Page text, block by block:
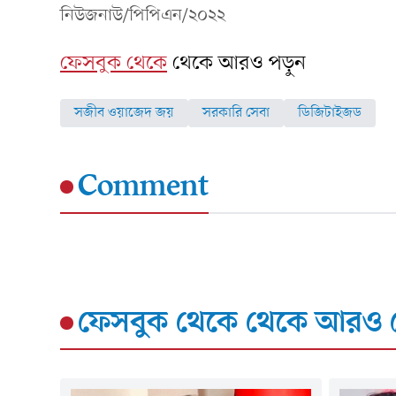
নিউজনাউ/পিপিএন/২০২২
ফেসবুক থেকেথেকে আরও পড়ুন
সজীব ওয়াজেদ জয় সরকারি সেবা ডিজিটাইজড
Comment
ফেসবুক থেকেথেকে আরও